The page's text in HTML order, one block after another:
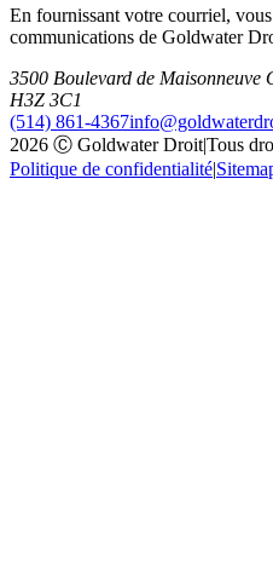
En fournissant votre courriel,
communications de Goldwater
3500 Boulevard de Maisonneuve
H3Z 3C1
(514) 861-4367
2026 Ⓒ Goldwater Droit|Tous
Politique de confidentialité|